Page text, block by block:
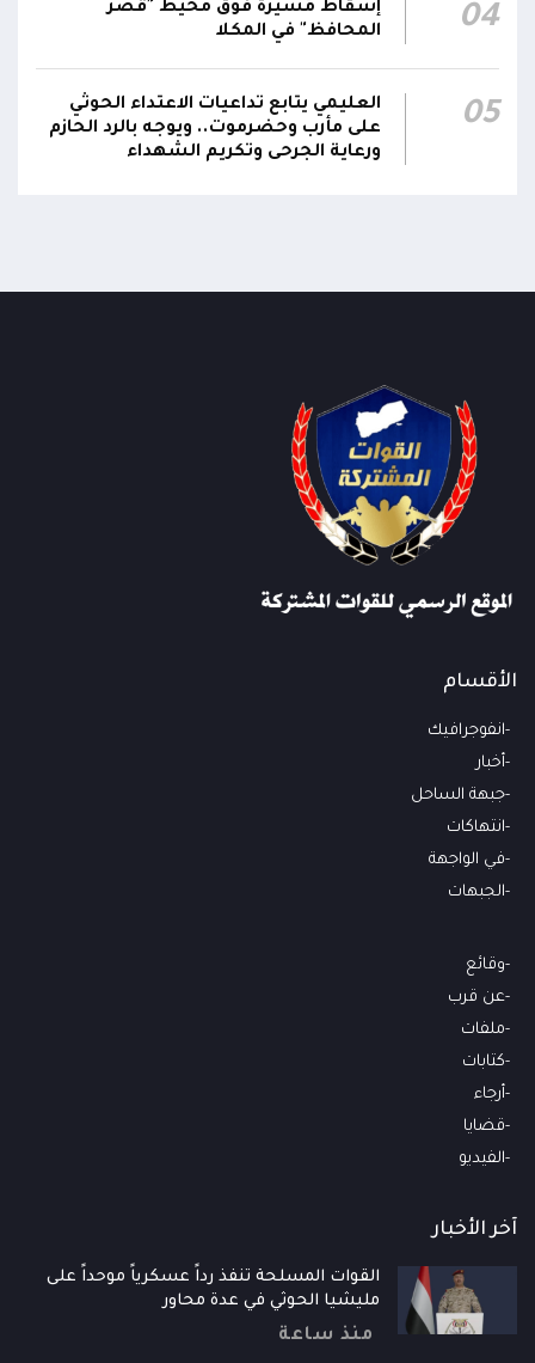
01:12
بين مؤسسات الدولة وحماية المدنيين والمنشآت
04
إسقاط مُسيرة فوق محيط "قصر
المحافظ" في المكلا
05
العليمي يتابع تداعيات الاعتداء الحوثي
على مأرب وحضرموت.. ويوجه بالرد الحازم
ورعاية الجرحى وتكريم الشهداء
الأقسام
انفوجرافيك
أخبار
جبهة الساحل
انتهاكات
في الواجهة
الجبهات
وقائع
عن قرب
ملفات
كتابات
أرجاء
قضايا
الفيديو
آخر الأخبار
القوات المسلحة تنفذ رداً عسكرياً موحداً على
مليشيا الحوثي في عدة محاور
منذ ساعة